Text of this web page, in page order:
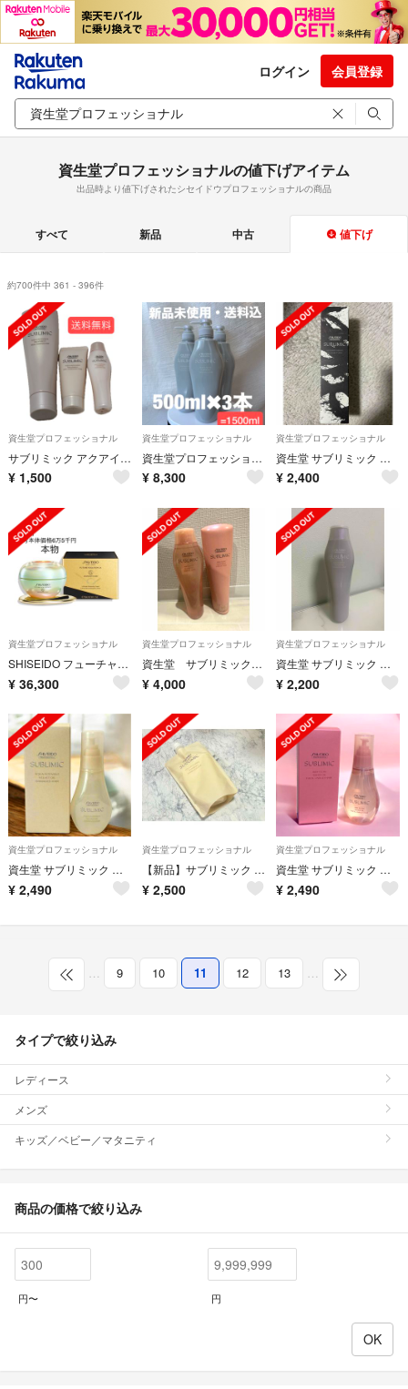
ログイン 会員登録
資生堂プロフェッショナルの値下げアイテム
出品時より値下げされたシセイドウプロフェッショナルの商品
すべて 新品 中古 値下げ
約700件中 361 - 396件
資生堂プロフェッショナル
サブリミック アクアインテンシブ トリートメント W 250g 資生堂
¥ 1,500
資生堂プロフェッショナル
資生堂プロフェッショナル アデノバイタル シャンプー 500ml×3本
¥ 8,300
資生堂プロフェッショナル
資生堂 サブリミック ワンダーシールド 125ml 限定パッケージ版
¥ 2,400
資生堂プロフェッショナル
SHISEIDO フューチャーソリューション LXレジェンダリーEN クリーム
¥ 36,300
資生堂プロフェッショナル
資生堂 サブリミックエアリーフロー シャンプーa &トリートメントa
¥ 4,000
資生堂プロフェッショナル
資生堂 サブリミック アデノバイタル シャンプー 250ml
¥ 2,200
資生堂プロフェッショナル
資生堂 サブリミック アクアインテンシブ ベルベットオイル 100mL
¥ 2,490
資生堂プロフェッショナル
【新品】サブリミック アクアインテンシブ シャンプー 450ml
¥ 2,500
資生堂プロフェッショナル
資生堂 サブリミック エアリーフロー(T) シアーオイル 100mL
¥ 2,490
… 9 10 11 12 13 …
タイプで絞り込み
レディース
メンズ
キッズ／ベビー／マタニティ
商品の価格で絞り込み
円〜 円